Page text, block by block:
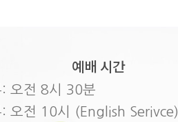
예배 시간
오전 8시 30분
오전 10시 (English Serivce)